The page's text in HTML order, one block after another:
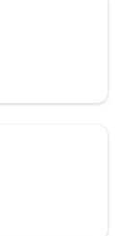
und
Gesamtbild
für das
um Nachsicht
eine oder
Gewissen